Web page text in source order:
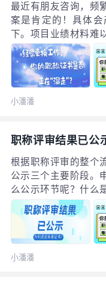
最近有朋友咨询，频
案是肯定的！具体
下。项目业绩材料难
过当地人社局组织的
关的项目业绩材料。
会变得相当困难。申
的业绩证明。若在这
十分繁琐。离职后，
小潘潘
职称评审结果已公
根据职称评审的整个
公示三个主要阶段。
么公示环节呢？什么
成评审后，会对评审
人员，通常即表示在
职称任职资格。评审
信息、听取意见并接
对评审结果存在异议
小潘潘